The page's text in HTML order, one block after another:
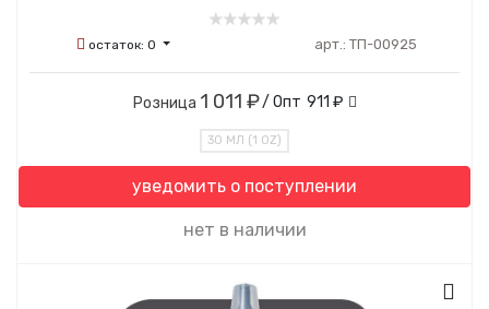
остаток: 0 арт.: ТП-00925
Розница 1 011 ₽/ Опт 911 ₽
30 МЛ (1 OZ)
уведомить о поступлении
нет в наличии